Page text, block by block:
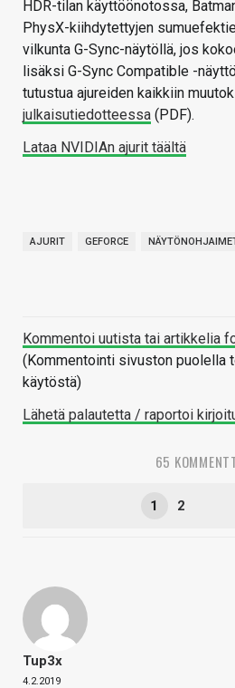
HDR-tilan käyttöönotossa,
PhysX-kiihdytettyjen
vilkunta G-Sync-näytöllä, jos
lisäksi G-Sync Compatible -
tutustua ajureiden kaikkiin
julkaisutiedotteessa (PDF).
Lataa NVIDIAn ajurit täältä
AJURIT GEFORCE
Kommentoi uutista tai artikkelia
(Kommentointi sivuston puolella
käytöstä)
Lähetä palautetta / raportoi
65
1 2
Tup3x
4.2.2019